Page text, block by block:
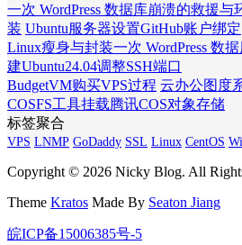
一次 WordPress 数据库崩溃的救援与
装 Ubuntu服务器设置GitHub账户绑定
Linux瘦身与封装一次 WordPress 数
建Ubuntu24.04调整SSH端口
BudgetVM购买VPS过程 云办公图度
COSFS工具挂载腾讯COS对象存储
标签聚合
VPS LNMP GoDaddy SSL Linux CentOS
Copyright © 2026 Nicky Blog. All
Theme Kratos Made By Seaton Jiang
皖ICP备15006385号-5